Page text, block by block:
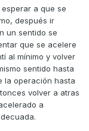
a que se
después ir
un sentido se
que se acelere
al mínimo y volver
sentido hasta
la operación hasta
volver a atras
a